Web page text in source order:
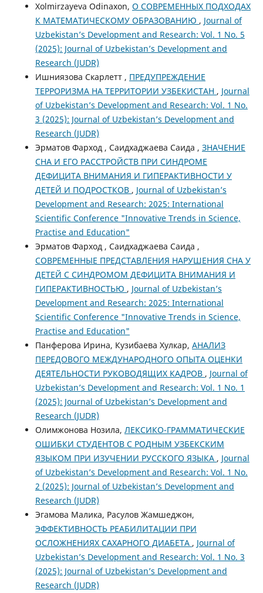
Xolmirzayeva Odinaxon, О СОВРЕМЕННЫХ ПОДХОДАХ
К МАТЕМАТИЧЕСКОМУ ОБРАЗОВАНИЮ , Journal of
Uzbekistan’s Development and Research: Vol. 1 No. 5
(2025): Journal of Uzbekistan’s Development and
Research (JUDR)
Ишниязова Скарлетт , ПРЕДУПРЕЖДЕНИЕ
ТЕРРОРИЗМА НА ТЕРРИТОРИИ УЗБЕКИСТАН , Journal
of Uzbekistan’s Development and Research: Vol. 1 No.
3 (2025): Journal of Uzbekistan’s Development and
Research (JUDR)
Эрматов Фарход , Саидхаджаева Саида , ЗНАЧЕНИЕ
СНА И ЕГО РАССТРОЙСТВ ПРИ СИНДРОМЕ
ДЕФИЦИТА ВНИМАНИЯ И ГИПЕРАКТИВНОСТИ У
ДЕТЕЙ И ПОДРОСТКОВ , Journal of Uzbekistan’s
Development and Research: 2025: International
Scientific Conference "Innovative Trends in Science,
Practise and Education"
Эрматов Фарход , Саидхаджаева Саида ,
СОВРЕМЕННЫЕ ПРЕДСТАВЛЕНИЯ НАРУШЕНИЯ СНА У
ДЕТЕЙ С СИНДРОМОМ ДЕФИЦИТА ВНИМАНИЯ И
ГИПЕРАКТИВНОСТЬЮ , Journal of Uzbekistan’s
Development and Research: 2025: International
Scientific Conference "Innovative Trends in Science,
Practise and Education"
Панферова Ирина, Кузибаева Хулкар, АНАЛИЗ
ПЕРЕДОВОГО МЕЖДУНАРОДНОГО ОПЫТА ОЦЕНКИ
ДЕЯТЕЛЬНОСТИ РУКОВОДЯЩИХ КАДРОВ , Journal of
Uzbekistan’s Development and Research: Vol. 1 No. 1
(2025): Journal of Uzbekistan’s Development and
Research (JUDR)
Олимжонова Нозила, ЛЕКСИКО-ГРАММАТИЧЕСКИЕ
ОШИБКИ СТУДЕНТОВ С РОДНЫМ УЗБЕКСКИМ
ЯЗЫКОМ ПРИ ИЗУЧЕНИИ РУССКОГО ЯЗЫКА , Journal
of Uzbekistan’s Development and Research: Vol. 1 No.
2 (2025): Journal of Uzbekistan’s Development and
Research (JUDR)
Эгамова Малика, Расулов Жамшеджон,
ЭФФЕКТИВНОСТЬ РЕАБИЛИТАЦИИ ПРИ
ОСЛОЖНЕНИЯХ САХАРНОГО ДИАБЕТА , Journal of
Uzbekistan’s Development and Research: Vol. 1 No. 3
(2025): Journal of Uzbekistan’s Development and
Research (JUDR)